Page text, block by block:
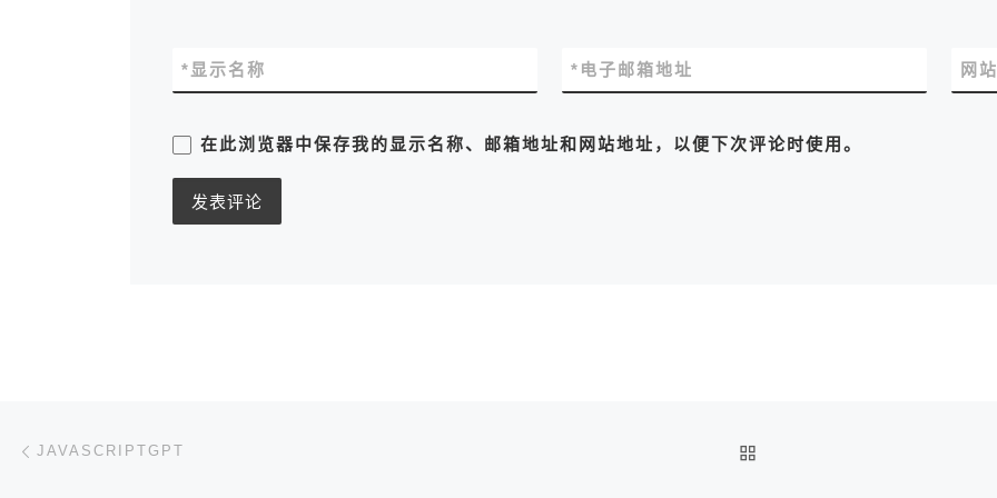
显示名称
* 电子邮箱地址
* 网
在此浏览器中保存我的显示名称、邮箱地址和网站地址，以便下次评论时使用。
文章导航
JAVASCRIPTGPT